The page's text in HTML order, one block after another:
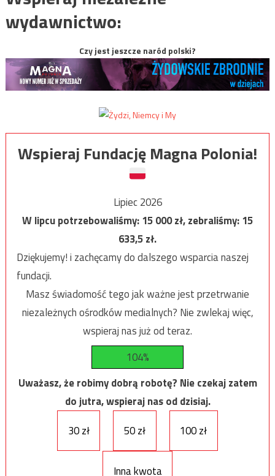
wydawnictwo:
Czy jest jeszcze naród polski?
Wspieraj Fundację Magna Polonia!
Lipiec 2026
W lipcu potrzebowaliśmy:15 000zł, zebraliśmy:15
633,5zł.
Dziękujemy! i zachęcamy do dalszego wsparcia naszej
fundacji.
Masz świadomość tego jak ważne jest przetrwanie
niezależnych ośrodków medialnych? Nie zwlekaj więc,
wspieraj nas już od teraz.
104%
Uważasz, że robimy dobrą robotę? Nie czekaj zatem
do jutra, wspieraj nas od dzisiaj.
30 zł
50 zł 100 zł
Inna kwota